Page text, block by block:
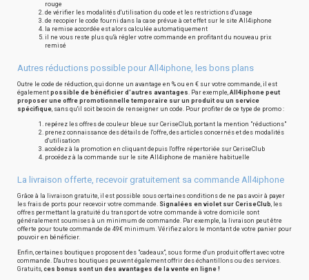
rouge
de vérifier les modalités d'utilisation du code et les restrictions d'usage
de recopier le code fourni dans la case prévue à cet effet sur le site All4iphone
la remise accordée est alors calculée automatiquement
il ne vous reste plus qu'à régler votre commande en profitant du nouveau prix
remisé
Autres réductions possible pour All4iphone, les bons plans
Outre le code de réduction, qui donne un avantage en % ou en € sur votre commande, il est
également possible de bénéficier d'autres avantages. Par exemple, All4iphone peut
proposer une offre promotionnelle temporaire sur un produit ou un service
spécifique, sans qu'il soit besoin de renseigner un code. Pour profiter de ce type de promo :
repérez les offres de couleur bleue sur CeriseClub, portant la mention "réductions"
prenez connaissance des détails de l'offre, des articles concernés et des modalités
d'utilisation
accédez à la promotion en cliquant depuis l'offre répertoriée sur CeriseClub
procédez à la commande sur le site All4iphone de manière habituelle
La livraison offerte, recevoir gratuitement sa commande All4iphone
Grâce à la livraison gratuite, il est possible sous certaines conditions de ne pas avoir à payer
les frais de ports pour recevoir votre commande. Signalées en violet sur CeriseClub, les
offres permettant la gratuité du transport de votre commande à votre domicile sont
généralement soumises à un minimum de commande. Par exemple, la livraison peut être
offerte pour toute commande de 49€ minimum. Vérifiez alors le montant de votre panier pour
pouvoir en bénéficier.
Enfin, certaines boutiques proposent des "cadeaux", sous forme d'un produit offert avec votre
commande. D'autres boutiques peuvent également offrir des échantillons ou des services.
Gratuits, ces bonus sont un des avantages de la vente en ligne !